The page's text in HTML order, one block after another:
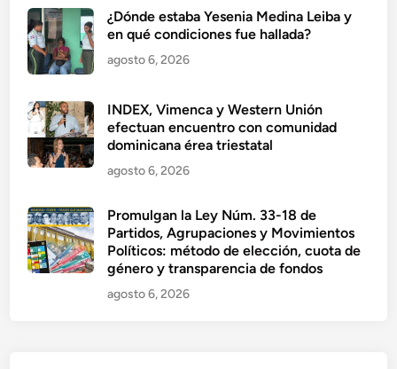
¿Dónde estaba Yesenia Medina Leiba y
en qué condiciones fue hallada?
agosto 6, 2026
INDEX, Vimenca y Western Unión
efectuan encuentro con comunidad
dominicana érea triestatal
agosto 6, 2026
Promulgan la Ley Núm. 33-18 de
Partidos, Agrupaciones y Movimientos
Políticos: método de elección, cuota de
género y transparencia de fondos
agosto 6, 2026